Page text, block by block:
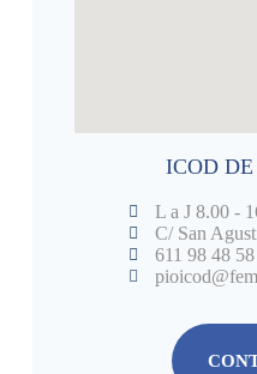
ICOD
L a J 8.00 -
C/ San
611 98 48 58